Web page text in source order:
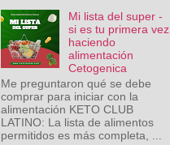
Mi lista del super -
si es tu primera vez
haciendo
alimentación
Cetogenica
Me preguntaron qué se debe
comprar para iniciar con la
alimentación KETO CLUB
LATINO: La lista de alimentos
permitidos es más completa, ...